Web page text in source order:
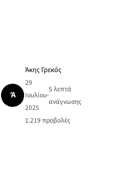
Ά
Άκης Γρεκός
29
Ιουλίου
2025
•
5 λεπτά
ανάγνωσης
1.219 προβολές